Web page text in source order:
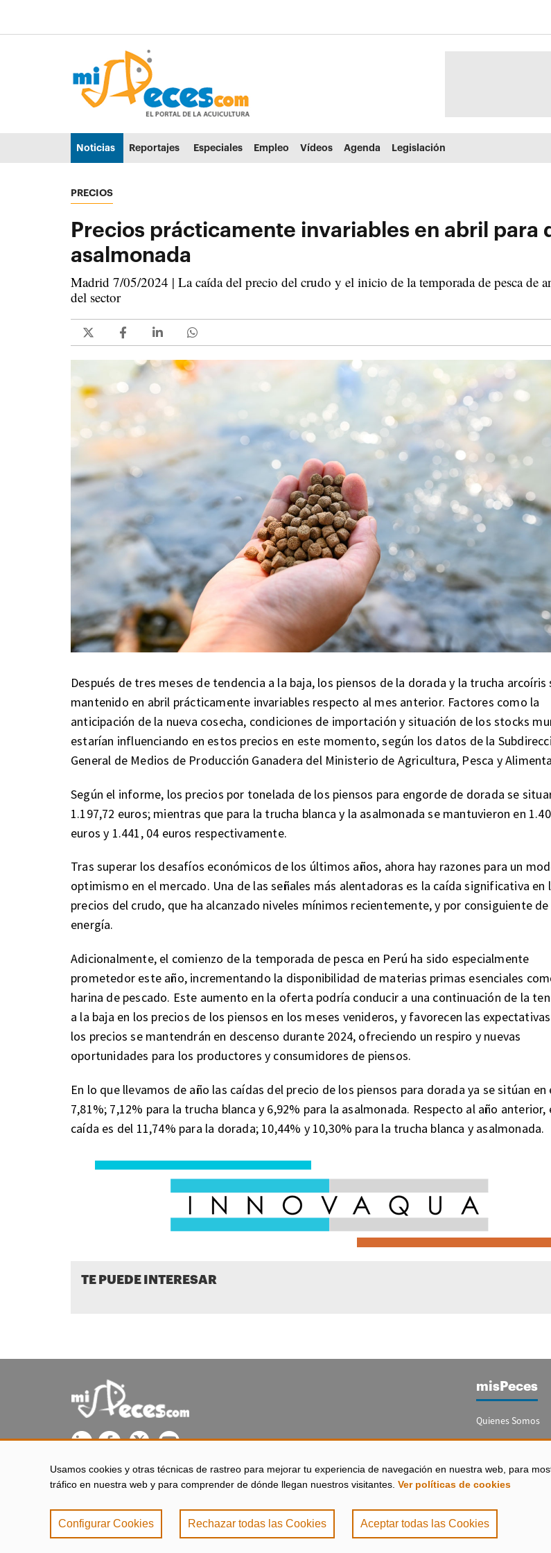
Usamos cookies y otras técnicas de rastreo para mejorar tu experiencia de navegación en nuestra web, para
tráfico en nuestra web y para comprender de dónde llegan nuestros visitantes. Ver políticas de cookies
Configurar Cookies Rechazar todas las Cookies Aceptar todas las Cookies
Ir al menú principal (alt + u)
Noticias Reportajes Especiales Empleo Vídeos Agenda Legislación
PRECIOS
Precios prácticamente invariables en abril para
asalmonada
Madrid 7/05/2024 | La caída del precio del crudo y el inicio de la temporada de pesca de
del sector
Después de tres meses de tendencia a la baja, los piensos de la dorada y la trucha arcoíris
mantenido en abril prácticamente invariables respecto al mes anterior. Factores como la
anticipación de la nueva cosecha, condiciones de importación y situación de los stocks
estarían influenciando en estos precios en este momento, según los datos de la
General de Medios de Producción Ganadera del Ministerio de Agricultura, Pesca y
Según el informe, los precios por tonelada de los piensos para engorde de dorada se
1.197,72 euros; mientras que para la trucha blanca y la asalmonada se mantuvieron en
euros y 1.441, 04 euros respectivamente.
Tras superar los desafíos económicos de los últimos años, ahora hay razones para un
optimismo en el mercado. Una de las señales más alentadoras es la caída significativa en
precios del crudo, que ha alcanzado niveles mínimos recientemente, y por consiguiente de
energía.
Adicionalmente, el comienzo de la temporada de pesca en Perú ha sido especialmente
prometedor este año, incrementando la disponibilidad de materias primas esenciales
harina de pescado. Este aumento en la oferta podría conducir a una continuación de la
a la baja en los precios de los piensos en los meses venideros, y favorecen las
los precios se mantendrán en descenso durante 2024, ofreciendo un respiro y nuevas
oportunidades para los productores y consumidores de piensos.
En lo que llevamos de año las caídas del precio de los piensos para dorada ya se sitúan en
7,81%; 7,12% para la trucha blanca y 6,92% para la asalmonada. Respecto al año anterior,
caída es del 11,74% para la dorada; 10,44% y 10,30% para la trucha blanca y asalmonada.
TE PUEDE INTERESAR
misPeces se edita desde El Puerto de Santa María (Cádiz - España)
misPeces
Quienes Somos
Publicidad
Contacto
Configurar Cookies
Aviso legal | Política de Privacidad | Política de Cookies . misPeces Copyright